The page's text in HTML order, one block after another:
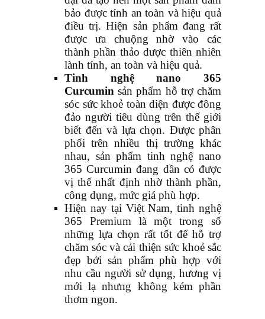
bảo được tính an toàn và hiệu quả
điều trị. Hiện sản phẩm đang rất
được ưa chuộng nhờ vào các
thành phần thảo dược thiên nhiên
lành tính, an toàn và hiệu quả.
Tinh nghệ nano 365
Curcumin sản phẩm hỗ trợ chăm
sóc sức khoẻ toàn diện được đông
đảo người tiêu dùng trên thế giới
biết đến và lựa chọn. Được phân
phối trên nhiều thị trường khác
nhau, sản phẩm tinh nghệ nano
365 Curcumin đang dần có được
vị thế nhất định nhờ thành phần,
công dụng, mức giá phù hợp.
Hiện nay tại Việt Nam, tinh nghệ
365 Premium là một trong số
những lựa chọn rất tốt để hỗ trợ
chăm sóc và cải thiện sức khoẻ sắc
đẹp bởi sản phẩm phù hợp với
nhu cầu người sử dụng, hương vị
mới lạ nhưng không kém phần
thơm ngon.